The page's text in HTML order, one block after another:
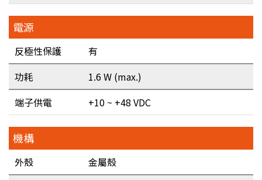
電源
反極性保護
有
功耗
1.6 W (max.)
端子供電
+10 ~ +48 VDC
機構
外殼
金屬殼